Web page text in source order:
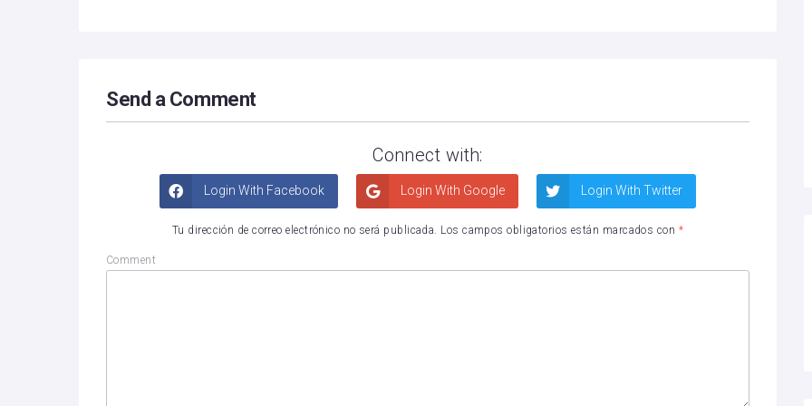
Send a Comment
Connect with:
Login With Facebook Login With Google Login With Twitter
Tu dirección de correo electrónico no será publicada. Los campos obligatorios están marcados con *
Comment